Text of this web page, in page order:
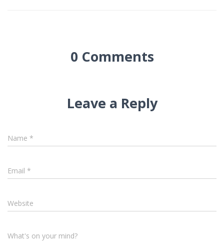
0 Comments
Leave a Reply
Name *
Email *
Website
What's on your mind?